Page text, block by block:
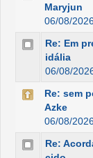
Maryjun
06/08/
Re: Em
idália
06/08/
Re: sem
Azke
06/08/
Re: